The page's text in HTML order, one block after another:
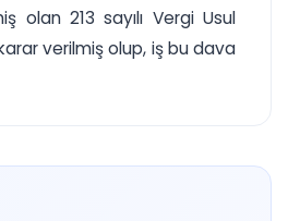
olan 213 sayılı Vergi Usul
verilmiş olup, iş bu dava